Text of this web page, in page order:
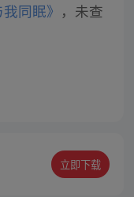
我同眠》 ，未查
立即下载